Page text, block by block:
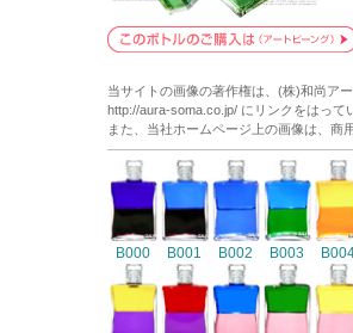
当サイトの画像の著作権は、(株)和尚ア
http://aura-soma.co.jp/ にリンクをはっ
また、当社ホームページ上の画像は、商
B000 B001 B002 B003